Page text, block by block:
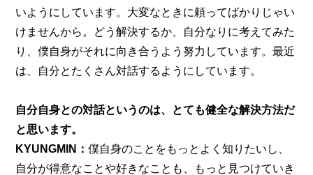
いようにしています。大変なときに頼ってばかりじゃい
けませんから。どう解決するか、自分なりに考えてみた
り、僕自身がそれに向き合うよう努力しています。最近
は、自分とたくさん対話するようにしています。
自分自身との対話というのは、とても健全な解決方法だ
と思います。
KYUNGMIN：僕自身のことをもっとよく知りたいし、
自分が得意なことや好きなことも、もっと見つけていき